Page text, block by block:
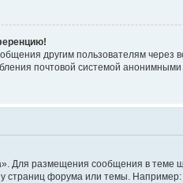
другим пользователям
почтовой системой
Для размещения сообщения в теме
страниц форума или темы.